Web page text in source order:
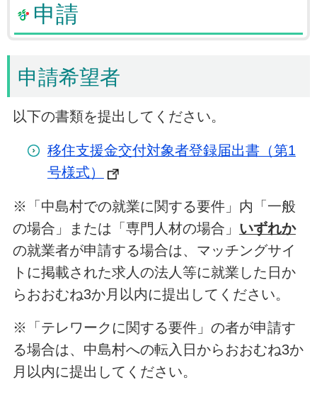
申請
申請希望者
以下の書類を提出してください。
移住支援金交付対象者登録届出書（第1
号様式）
※「中島村での就業に関する要件」内「一般
の場合」または「専門人材の場合」 いずれか
の就業者が申請する場合は、マッチングサイ
トに掲載された求人の法人等に就業した日か
らおおむね3か月以内に提出してください。
※「テレワークに関する要件」の者が申請す
る場合は、中島村への転入日からおおむね3か
月以内に提出してください。